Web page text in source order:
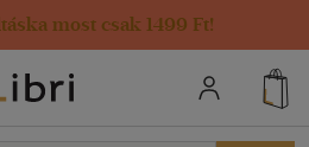
most csak 1499 Ft!
adatai